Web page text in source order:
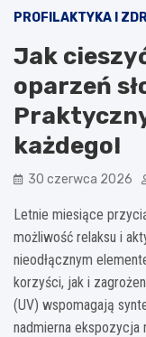
PROFILAKTYKA I
Jak
oparzeń
każdego!
30 czerwca 2026
Letnie miesiące
możliwość relaksu i
nieodłącznym
korzyści, jak i
(UV) wspomagają
nadmierna